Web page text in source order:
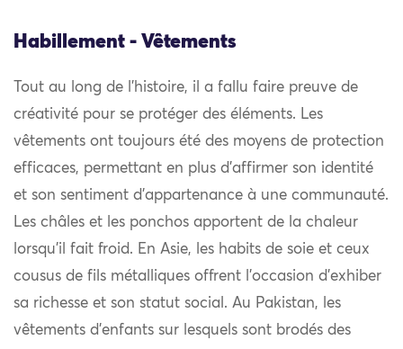
Habillement - Vêtements
Tout au long de l’histoire, il a fallu faire preuve de
créativité pour se protéger des éléments. Les
vêtements ont toujours été des moyens de protection
efficaces, permettant en plus d’affirmer son identité
et son sentiment d’appartenance à une communauté.
Les châles et les ponchos apportent de la chaleur
lorsqu’il fait froid. En Asie, les habits de soie et ceux
cousus de fils métalliques offrent l’occasion d’exhiber
sa richesse et son statut social. Au Pakistan, les
vêtements d’enfants sur lesquels sont brodés des